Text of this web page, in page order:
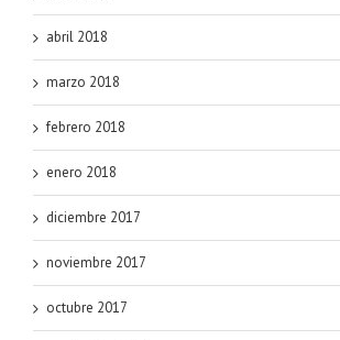
abril 2018
marzo 2018
febrero 2018
enero 2018
diciembre 2017
noviembre 2017
octubre 2017